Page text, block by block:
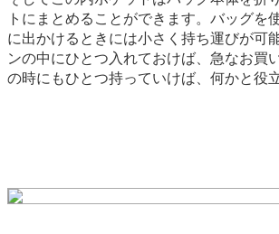
トにまとめることができます。バッグを
に出かけるときには小さく持ち運びが可
ンの中にひとつ入れておけば、急なお買
の時にもひとつ持っていけば、何かと役